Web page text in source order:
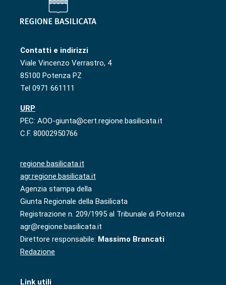
Contatti e indirizzi
Viale Vincenzo Verrastro, 4
85100 Potenza PZ
Tel 0971 661111
URP
PEC: AOO-giunta@cert.regione.basilicata.it
C.F. 80002950766
regione.basilicata.it
agr.regione.basilicata.it
Agenzia stampa della
Giunta Regionale della Basilicata
Registrazione n. 209/1995 al Tribunale di Potenza
agr@regione.basilicata.it
Direttore responsabile: Massimo Brancati
Redazione
Link utili